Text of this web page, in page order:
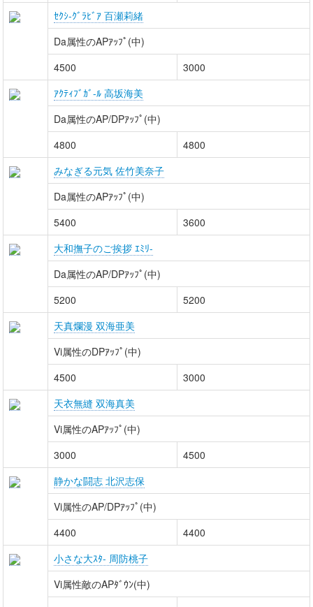
ｾｸｼ-ｸﾞﾗﾋﾞｱ 百瀬莉緒
Da属性のAPｱｯﾌﾟ(中)
4500
3000
ｱｸﾃｨﾌﾞｶﾞ-ﾙ 高坂海美
Da属性のAP/DPｱｯﾌﾟ(中)
4800
4800
みなぎる元気 佐竹美奈子
Da属性のAPｱｯﾌﾟ(中)
5400
3600
大和撫子のご挨拶 ｴﾐﾘ-
Da属性のAP/DPｱｯﾌﾟ(中)
5200
5200
天真爛漫 双海亜美
Vi属性のDPｱｯﾌﾟ(中)
4500
3000
天衣無縫 双海真美
Vi属性のAPｱｯﾌﾟ(中)
3000
4500
静かな闘志 北沢志保
Vi属性のAP/DPｱｯﾌﾟ(中)
4400
4400
小さな大ｽﾀ- 周防桃子
Vi属性敵のAPﾀﾞｳﾝ(中)